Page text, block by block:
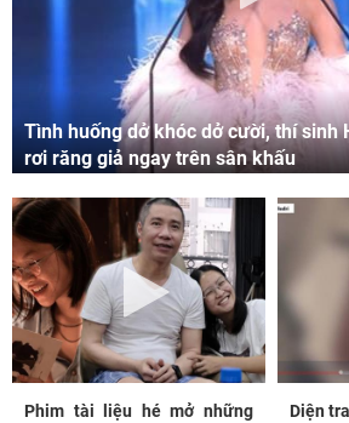
Tình huống dở khóc dở cười, thí sinh
rơi răng giả ngay trên sân khấu
Phim tài liệu hé mở những
Diện